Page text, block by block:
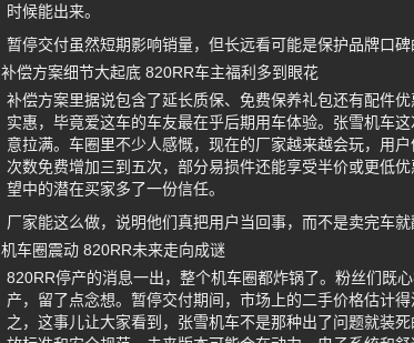
时候能出来。
暂停交付虽然短期影响销量，但长远看可能是保护品牌口碑
补偿方案细节大起底 820RR车主福利多到眼花
补偿方案里据说包含了延长质保、免费保养礼包还有配件
实惠，毕竟爱这车的车友最在乎后期用车体验。张雪机车
意拉满。车圈里不少人感慨，现在的厂家越来越会玩，用
次数免费增加三到五次，部分易损件还能享受半价或更低
望中的潜在买家多了一份信任。
厂家能这么做，说明他们真把用户当回事，而不是卖完车就
机车圈震动 820RR未来走向成谜
820RR停产的消息一出，整个机车圈都炸锅了。粉丝们既
产，留了点念想。暂停交付期间，市场上的二手价格估计
之，这事儿让大家看到，张雪机车不是那种出了问题就装